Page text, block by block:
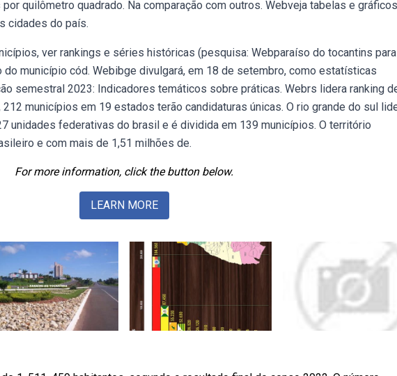
quilômetro quadrado. Na comparação com outros. Webveja tabelas e
cidades do país.
ver rankings e séries históricas (pesquisa: Webparaíso do tocantins
município cód. Webibge divulgará, em 18 de setembro, como estatísticas
semestral 2023: Indicadores temáticos sobre práticas. Webrs lidera ranking
municípios em 19 estados terão candidaturas únicas. O rio grande do sul
unidades federativas do brasil e é dividida em 139 municípios. O território
e com mais de 1,51 milhões de.
For more information, click the button below.
LEARN MORE